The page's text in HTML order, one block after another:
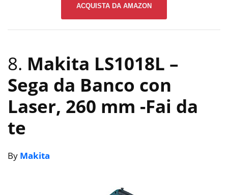
ACQUISTA DA AMAZON
8. Makita LS1018L –
Sega da Banco con
Laser, 260 mm -Fai da
te
By Makita